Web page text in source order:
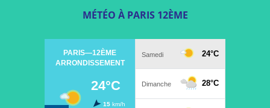
MÉTÉO À PARIS 12ÈME